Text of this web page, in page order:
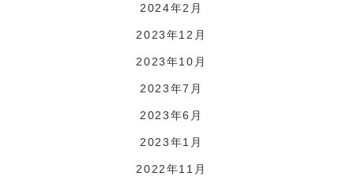
2024年2月
2023年12月
2023年10月
2023年7月
2023年6月
2023年1月
2022年11月